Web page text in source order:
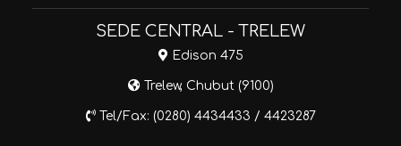
SEDE CENTRAL - TRELEW
Edison 475
Trelew, Chubut (9100)
Tel/Fax: (0280) 4434433 / 4423287